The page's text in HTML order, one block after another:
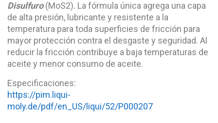
Disulfuro(MoS2). La fórmula única agrega una capa
de alta presión, lubricante y resistente a la
temperatura para toda superficies de fricción para
mayor protección contra el desgaste y seguridad. Al
reducir la fricción contribuye a baja temperaturas de
aceite y menor consumo de aceite.
Especificaciones:
https://pim.liqui-
moly.de/pdf/en_US/liqui/52/P000207